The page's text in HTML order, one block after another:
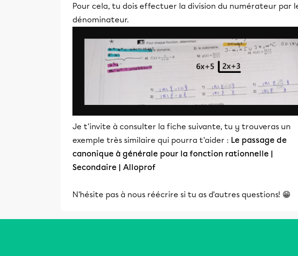
Pour cela, tu dois effectuer la division du numérateur par
dénominateur.
Je t'invite à consulter la fiche suivante, tu y trouveras un
exemple très similaire qui pourra t'aider : Le passage de
canonique à générale pour la fonction rationnelle |
Secondaire | Alloprof
N'hésite pas à nous réécrire si tu as d'autres questions! 😁